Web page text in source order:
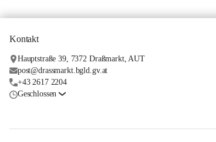
Kontakt
Hauptstraße 39, 7372 Draßmarkt, AUT
post@drassmarkt.bgld.gv.at
+43 2617 2204
Geschlossen